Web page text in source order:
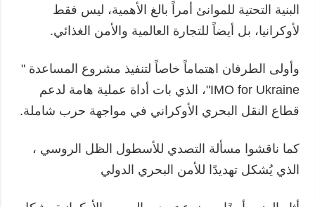
البنية التحتية للموانئ أمراً بالغ الأهمية، ليس فقط
لأوكرانيا، بل أيضاً للتجارة العالمية والأمن الغذائي.
وأولى الطرفان اهتماماً خاصاً لتنفيذ مشروع المساعدة "
IMO for Ukraine"، الذي بات أداة عملية هامة لدعم
قطاع النقل البحري الأوكراني في مواجهة حرب شاملة.
كما ناقشوا مسألة التصدي للأسطول الظل الروسي ،
الذي يُشكل تهديدًا للأمن البحري الدولي